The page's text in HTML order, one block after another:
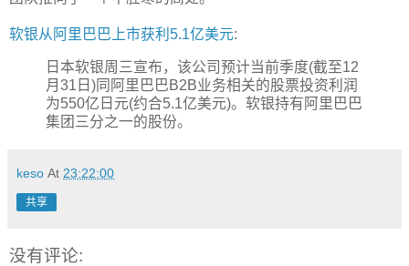
软银从阿里巴巴上市获利5.1亿美元:
日本软银周三宣布，该公司预计当前季度(截至12
月31日)同阿里巴巴B2B业务相关的股票投资利润
为550亿日元(约合5.1亿美元)。软银持有阿里巴巴
集团三分之一的股份。
keso At 23:22:00
共享
没有评论: